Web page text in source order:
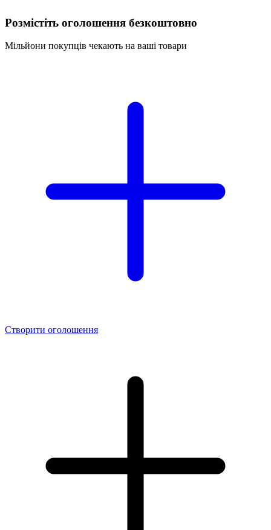
Розмістіть оголошення безкоштовно
Мільйони покупців чекають на ваші товари
Створити оголошення